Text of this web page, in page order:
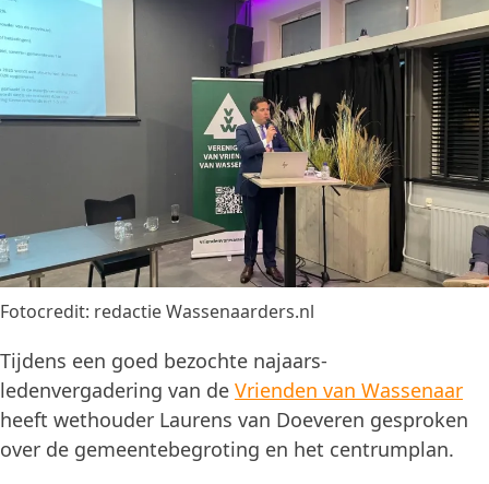
Fotocredit: redactie Wassenaarders.nl
Tijdens een goed bezochte najaars-
ledenvergadering van de Vrienden van Wassenaar
heeft wethouder Laurens van Doeveren gesproken
over de gemeentebegroting en het centrumplan.